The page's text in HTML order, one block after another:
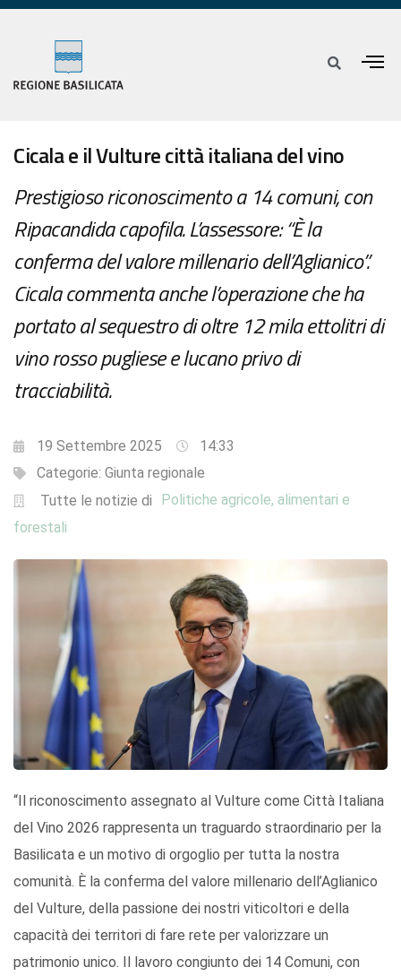
Cicala e il Vulture città italiana del vino
Prestigioso riconoscimento a 14 comuni, con
Ripacandida capofila. L’assessore: “È la
conferma del valore millenario dell’Aglianico”.
Cicala commenta anche l’operazione che ha
portato al sequestro di oltre 12 mila ettolitri di
vino rosso pugliese e lucano privo di
tracciabilità.
19 Settembre 2025
14:33
Categorie: Giunta regionale
Tutte le notizie di
Politiche agricole, alimentari e
forestali
“Il riconoscimento assegnato al Vulture come Città Italiana
del Vino 2026 rappresenta un traguardo straordinario per la
Basilicata e un motivo di orgoglio per tutta la nostra
comunità. È la conferma del valore millenario dell’Aglianico
del Vulture, della passione dei nostri viticoltori e della
capacità dei territori di fare rete per valorizzare un
patrimonio unico. Il lavoro congiunto dei 14 Comuni, con